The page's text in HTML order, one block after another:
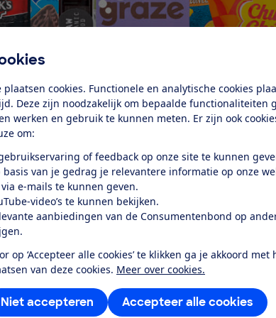
plaatsen cookies. Functionele en analytische cookies
Deze zijn noodzakelijk om bepaalde functionaliteiten
werken en gebruik te kunnen meten. Er zijn ook
om:
of feedback op onze site te kunnen
basis van je gedrag je relevantere informatie op onze
e-mails te kunnen geven.
video’s te kunnen bekijken.
aanbiedingen van de Consumentenbond op
op ‘Accepteer alle cookies’ te klikken ga je akkoord met
van deze cookies. Meer over cookies.
Accepteer alle cookies
Niet accepteren
Consumentenbond: ‘Fabrikanten maken vaak
of vitamines in mierzoete drankjes. Deze
Delft en Sultana die schermen met ijzer, vezels
Bull leggen graag de nadruk op de vitamines in
en gezondheidsclaims maken sterk bewerkte
in de maak